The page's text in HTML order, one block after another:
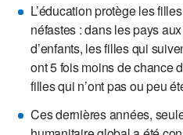
L’éducation protège les
néfastes : dans les pays
d’enfants, les filles qui
ont 5 fois moins de chance
filles qui n’ont pas ou peu
Ces dernières années,